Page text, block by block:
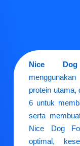
Nice
protein utama,
6 untuk
serta
Nice Dog
optimal,